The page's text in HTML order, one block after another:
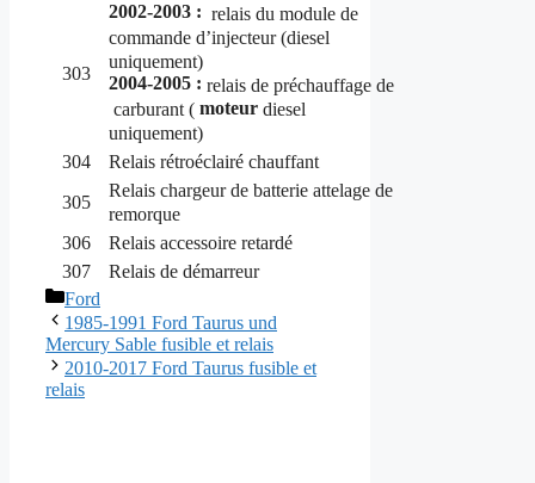
303
2002-2003 : relais du module de
commande d’injecteur (diesel
uniquement)
2004-2005 : relais de préchauffage de
carburant ( moteur diesel
uniquement)
304
Relais rétroéclairé chauffant
305
Relais chargeur de batterie attelage de
remorque
306
Relais accessoire retardé
307
Relais de démarreur
Catégories
Ford
1985-1991 Ford Taurus und
Mercury Sable fusible et relais
2010-2017 Ford Taurus fusible et
relais